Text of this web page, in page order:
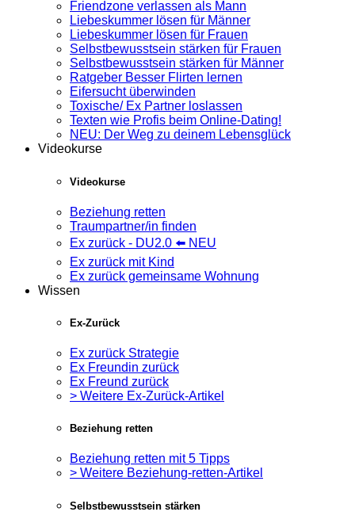
Friendzone verlassen als Mann
Liebeskummer lösen für Männer
Liebeskummer lösen für Frauen
Selbstbewusstsein stärken für Frauen
Selbstbewusstsein stärken für Männer
Ratgeber Besser Flirten lernen
Eifersucht überwinden
Toxische/ Ex Partner loslassen
Texten wie Profis beim Online-Dating!
NEU: Der Weg zu deinem Lebensglück
Videokurse
Videokurse
Beziehung retten
Traumpartner/in finden
Ex zurück - DU2.0 ⬅️ NEU
Ex zurück mit Kind
Ex zurück gemeinsame Wohnung
Wissen
Ex-Zurück
Ex zurück Strategie
Ex Freundin zurück
Ex Freund zurück
> Weitere Ex-Zurück-Artikel
Beziehung retten
Beziehung retten mit 5 Tipps
> Weitere Beziehung-retten-Artikel
Selbstbewusstsein stärken